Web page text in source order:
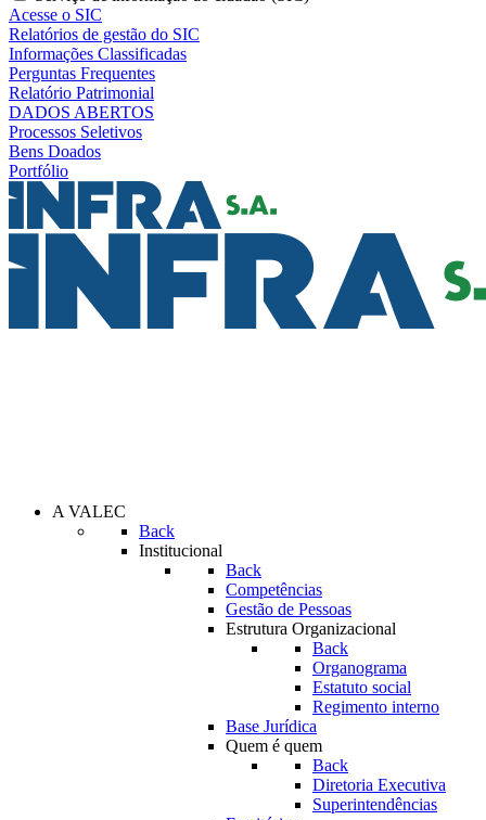
Acesse o SIC
Relatórios de gestão do SIC
Informações Classificadas
Perguntas Frequentes
Relatório Patrimonial
DADOS ABERTOS
Processos Seletivos
Bens Doados
Portfólio
A VALEC
Back
Institucional
Back
Competências
Gestão de Pessoas
Estrutura Organizacional
Back
Organograma
Estatuto social
Regimento interno
Base Jurídica
Quem é quem
Back
Diretoria Executiva
Superintendências